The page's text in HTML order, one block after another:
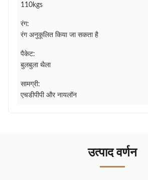
110kgs
रंग:
रंग अनुकूलित किया जा सकता है
पैकेट:
बुलबुला थैला
सामग्री:
एचडीपीपी और नायलॉन
उत्पाद वर्णन